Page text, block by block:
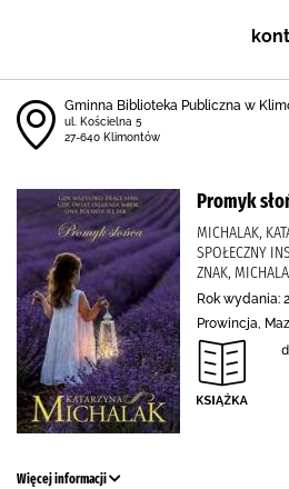
Gminna Biblioteka Publiczna w
ul. Kościelna 5
27-640 Klimontów
Promyk
MICHALAK,
SPOŁECZNY
ZNAK,
Rok wydania:
Prowincja,
Więcej informacji